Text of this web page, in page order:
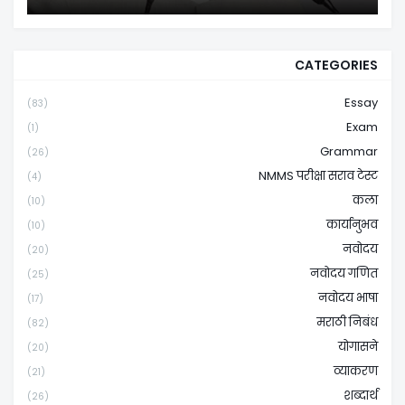
CATEGORIES
Essay
(83)
Exam
(1)
Grammar
(26)
NMMS परीक्षा सराव टेस्ट
(4)
कला
(10)
कार्यानुभव
(10)
नवोदय
(20)
नवोदय गणित
(25)
नवोदय भाषा
(17)
मराठी निबंध
(82)
योगासने
(20)
व्याकरण
(21)
शब्दार्थ
(26)